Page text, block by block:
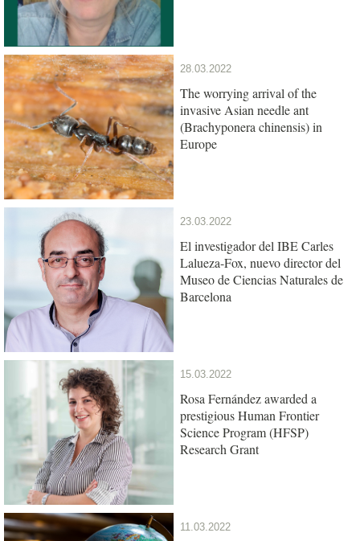
28.03.2022
The worrying arrival of the
invasive Asian needle ant
(Brachyponera chinensis) in
Europe
23.03.2022
El investigador del IBE Carles
Lalueza-Fox, nuevo director del
Museo de Ciencias Naturales de
Barcelona
15.03.2022
Rosa Fernández awarded a
prestigious Human Frontier
Science Program (HFSP)
Research Grant
11.03.2022